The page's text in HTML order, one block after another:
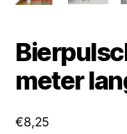
meter
€8,25